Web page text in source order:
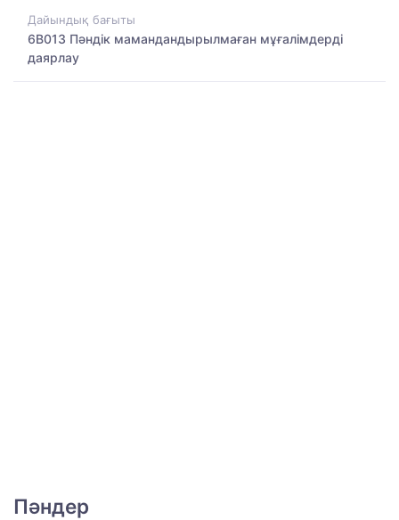
Дайындық бағыты
6B013 Пәндік мамандандырылмаған мұғалімдерді
даярлау
Пәндер